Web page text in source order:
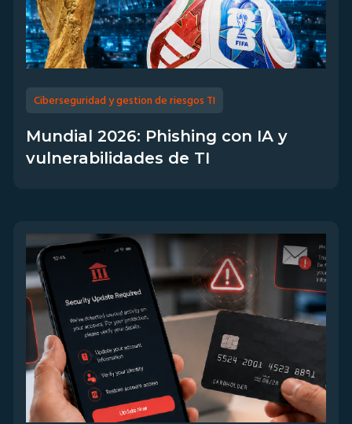
Ciberseguridad y gestion de riesgos TI
Mundial 2026: Phishing con IA y
vulnerabilidades de TI